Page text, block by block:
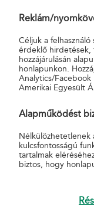
jelentkezését.
A partneri
https://
Magyar Posta Zrt.
Reklám/
Céljuk a
érdeklő hirdetések,
hozzájárulásán
honlapunkon.
Analytics/
Amerikai Egyesült
Alapműködést
Nélkülözhetetlenek
kulcsfontosságú
tartalmak
biztos, hogy